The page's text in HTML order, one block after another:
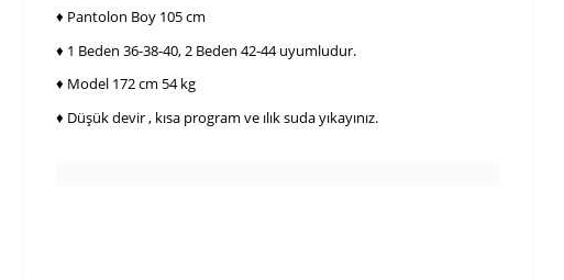
♦ Pantolon Boy 105 cm
♦ 1 Beden 36-38-40, 2 Beden 42-44 uyumludur.
♦ Model 172 cm 54 kg
♦ Düşük devir , kısa program ve ılık suda yıkayınız.